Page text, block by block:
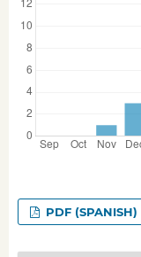
PDF (SPANISH)